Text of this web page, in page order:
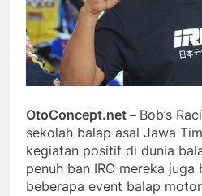
OtoConcept.net – Bob’s
sekolah balap asal Jawa
kegiatan positif di dunia
penuh ban IRC mereka
beberapa event balap